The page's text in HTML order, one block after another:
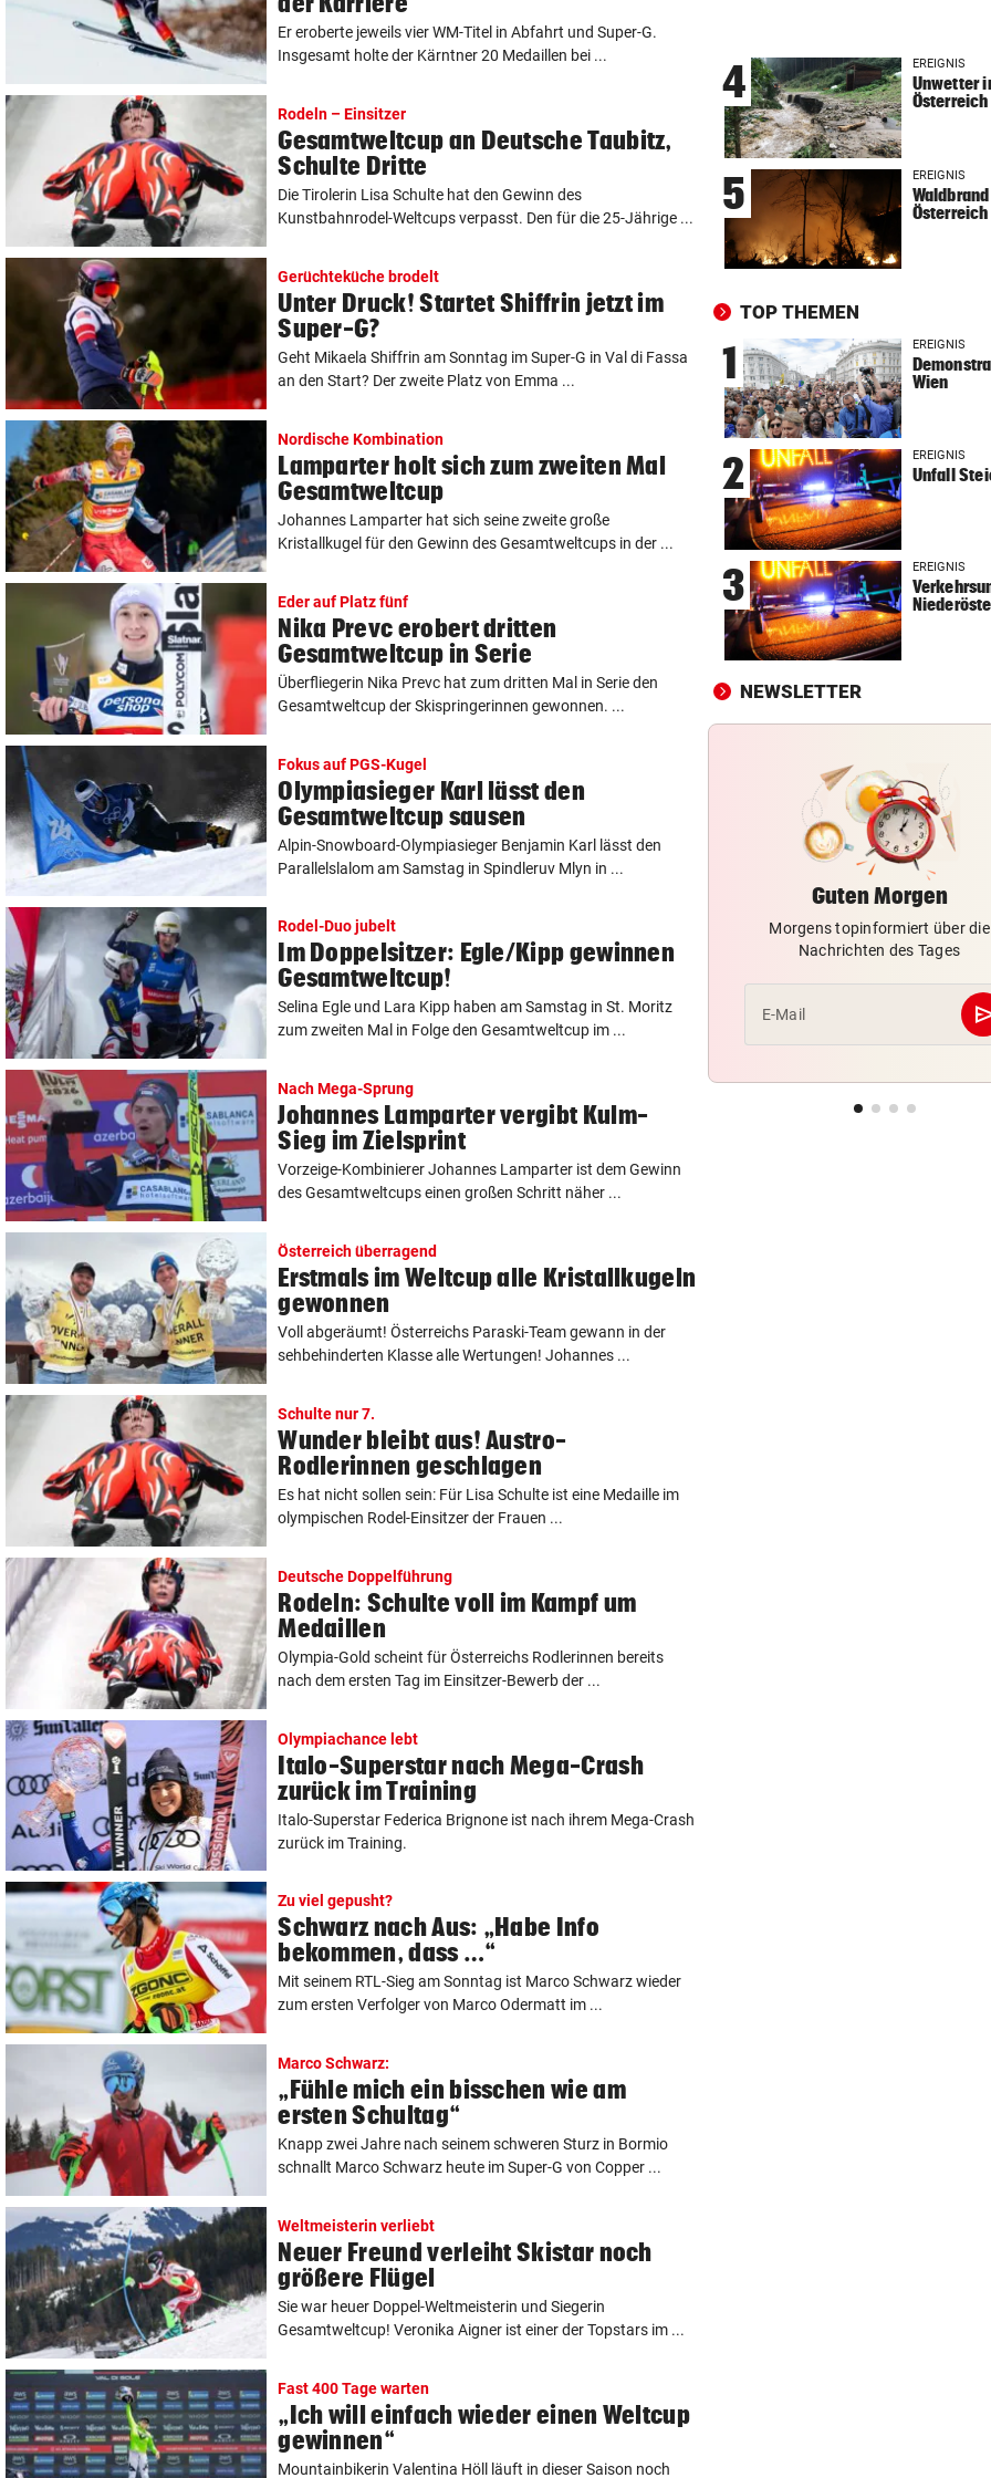
Er eroberte jeweils vier WM-Titel in Abfahrt und Super-G.
Insgesamt holte der Kärntner 20 Medaillen bei ...
Rodeln – Einsitzer
Gesamtweltcup an Deutsche Taubitz,
Schulte Dritte
Die Tirolerin Lisa Schulte hat den Gewinn des
Kunstbahnrodel-Weltcups verpasst. Den für die 25-Jährige ...
Gerüchteküche brodelt
Unter Druck! Startet Shiffrin jetzt im
Super-G?
Geht Mikaela Shiffrin am Sonntag im Super-G in Val di Fassa
an den Start? Der zweite Platz von Emma ...
Nordische Kombination
Lamparter holt sich zum zweiten Mal
Gesamtweltcup
Johannes Lamparter hat sich seine zweite große
Kristallkugel für den Gewinn des Gesamtweltcups in der ...
Eder auf Platz fünf
Nika Prevc erobert dritten
Gesamtweltcup in Serie
Überfliegerin Nika Prevc hat zum dritten Mal in Serie den
Gesamtweltcup der Skispringerinnen gewonnen. ...
Fokus auf PGS-Kugel
Olympiasieger Karl lässt den
Gesamtweltcup sausen
Alpin-Snowboard-Olympiasieger Benjamin Karl lässt den
Parallelslalom am Samstag in Spindleruv Mlyn in ...
Rodel-Duo jubelt
Im Doppelsitzer: Egle/Kipp gewinnen
Gesamtweltcup!
Selina Egle und Lara Kipp haben am Samstag in St. Moritz
zum zweiten Mal in Folge den Gesamtweltcup im ...
Nach Mega-Sprung
Johannes Lamparter vergibt Kulm-
Sieg im Zielsprint
Vorzeige-Kombinierer Johannes Lamparter ist dem Gewinn
des Gesamtweltcups einen großen Schritt näher ...
Österreich überragend
Erstmals im Weltcup alle Kristallkugeln
gewonnen
Voll abgeräumt! Österreichs Paraski-Team gewann in der
sehbehinderten Klasse alle Wertungen! Johannes ...
Schulte nur 7.
Wunder bleibt aus! Austro-
Rodlerinnen geschlagen
Es hat nicht sollen sein: Für Lisa Schulte ist eine Medaille im
olympischen Rodel-Einsitzer der Frauen ...
Deutsche Doppelführung
Rodeln: Schulte voll im Kampf um
Medaillen
Olympia-Gold scheint für Österreichs Rodlerinnen bereits
nach dem ersten Tag im Einsitzer-Bewerb der ...
Olympiachance lebt
Italo-Superstar nach Mega-Crash
zurück im Training
Italo-Superstar Federica Brignone ist nach ihrem Mega-Crash
zurück im Training.
Zu viel gepusht?
Schwarz nach Aus: „Habe Info
bekommen, dass …“
Mit seinem RTL-Sieg am Sonntag ist Marco Schwarz wieder
zum ersten Verfolger von Marco Odermatt im ...
Marco Schwarz:
„Fühle mich ein bisschen wie am
ersten Schultag“
Knapp zwei Jahre nach seinem schweren Sturz in Bormio
schnallt Marco Schwarz heute im Super-G von Copper ...
Weltmeisterin verliebt
Neuer Freund verleiht Skistar noch
größere Flügel
Sie war heuer Doppel-Weltmeisterin und Siegerin
Gesamtweltcup! Veronika Aigner ist einer der Topstars im ...
Fast 400 Tage warten
„Ich will einfach wieder einen Weltcup
gewinnen“
Mountainbikerin Valentina Höll läuft in dieser Saison noch
NEUN GROSSE PREISE vor 2
Gewinnspiel zum Linzer
Fest 2026
LIVE ab 19.30 Uhr:
Hartberg – Sturm
BUNDESLIGA IM TICKER
Lustenau
SOMMERGEWINNSPIEL 2026 vor 6
Wir verlosen 22 x 1
Getränkekühler für heiße
VOLLEYBALL – FRAUEN vor
Österreich verliert EM-Test
Montenegro 0:3!
UNTER EINER BEDINGUNG vor 8
USA will Blockade von
Häfen stoppen
3:0! Absteiger BW Linz
Wacker Innsbruck ab
4 EREIGNIS
Unwetter
Österreich
5 EREIGNIS
Österreich
TOP THEMEN
1 EREIGNIS
Wien
2 EREIGNIS
Unfall
3 EREIGNIS
NEWSLETTER
Guten Morgen
Morgens topinformiert über die
Nachrichten des Tages
E-Mail